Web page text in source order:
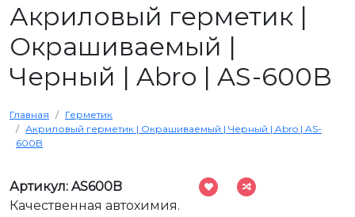
Акриловый герметик |
Окрашиваемый |
Черный | Abro | AS-600B
Главная
Герметик
Акриловый герметик | Окрашиваемый | Черный | Abro | AS-
600B
Артикул: AS600B
Качественная автохимия.